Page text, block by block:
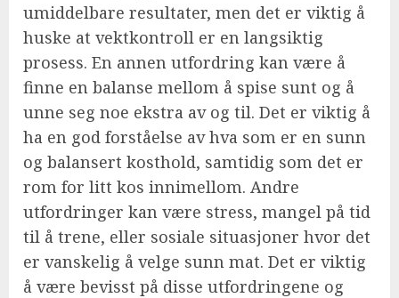
umiddelbare resultater, men det er viktig å
huske at vektkontroll er en langsiktig
prosess. En annen utfordring kan være å
finne en balanse mellom å spise sunt og å
unne seg noe ekstra av og til. Det er viktig å
ha en god forståelse av hva som er en sunn
og balansert kosthold, samtidig som det er
rom for litt kos innimellom. Andre
utfordringer kan være stress, mangel på tid
til å trene, eller sosiale situasjoner hvor det
er vanskelig å velge sunn mat. Det er viktig
å være bevisst på disse utfordringene og